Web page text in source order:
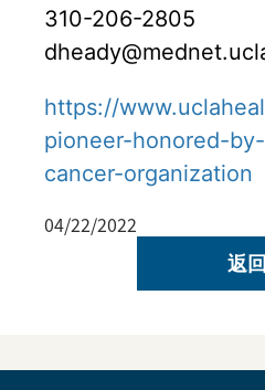
310-206-2805
https://
pioneer-honored-
cancer-organization
04/22/2022
返回